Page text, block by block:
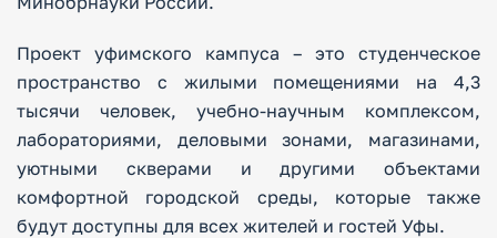
Проект уфимского кампуса – это студенческое
пространство с жилыми помещениями на 4,3
тысячи человек, учебно-научным комплексом,
лабораториями, деловыми зонами, магазинами,
уютными скверами и другими объектами
комфортной городской среды, которые также
будут доступны для всех жителей и гостей Уфы.